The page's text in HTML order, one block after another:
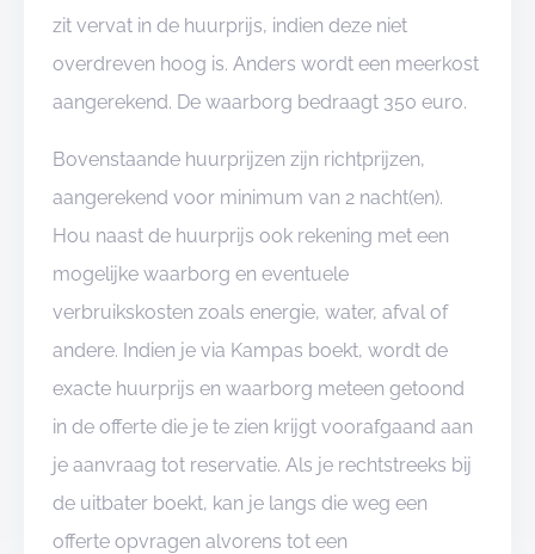
zit vervat in de huurprijs, indien deze niet
overdreven hoog is. Anders wordt een meerkost
aangerekend. De waarborg bedraagt 350 euro.
Bovenstaande huurprijzen zijn richtprijzen,
aangerekend voor minimum van 2 nacht(en).
Hou naast de huurprijs ook rekening met een
mogelijke waarborg en eventuele
verbruikskosten zoals energie, water, afval of
andere. Indien je via Kampas boekt, wordt de
exacte huurprijs en waarborg meteen getoond
in de offerte die je te zien krijgt voorafgaand aan
je aanvraag tot reservatie. Als je rechtstreeks bij
de uitbater boekt, kan je langs die weg een
offerte opvragen alvorens tot een